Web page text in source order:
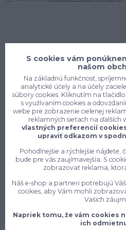
vyberať medzi
pracovné aj
pre mužov a ženy
7 z 10 zákazníkov si
zistite, čo je na našich
obuvi tak
S cookies vám
našom
Na základnú funkčnosť,
analytické účely a na účely
súbory cookies. Kliknutím na tlačidlo
s využívaním cookies a
webe pre zobrazenie cielenej
reklamných sieťach na ďalších
vlastných preferencií
upraviť odkazom v
Pohodlnejšie a rýchlejšie nájdete,
bude pre vás zaujímavejšia. S
zobrazovať reklama,
Náš e-shop a partneri potrebujú
cookies, aby Vám mohli
Vašich
Napriek tomu, že vám cookies
ich